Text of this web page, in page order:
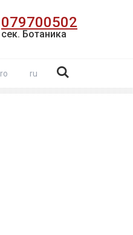
079700502
сек. Ботаника
ro ru